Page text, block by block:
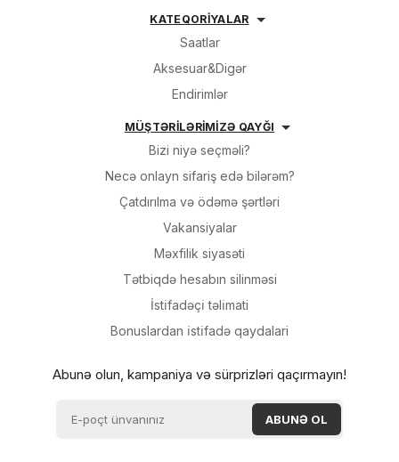
KATEQORİYALAR
Saatlar
Aksesuar&Digər
Endirimlər
MÜŞTƏRİLƏRİMİZƏ QAYĞI
Bizi niyə seçməli?
Necə onlayn sifariş edə bilərəm?
Çatdırılma və ödəmə şərtləri
Vakansiyalar
Məxfilik siyasəti
Tətbiqdə hesabın silinməsi
İsti̇fadəçi̇ təli̇mati
Bonuslardan i̇sti̇fadə qaydalari
Abunə olun, kampaniya və sürprizləri qaçırmayın!